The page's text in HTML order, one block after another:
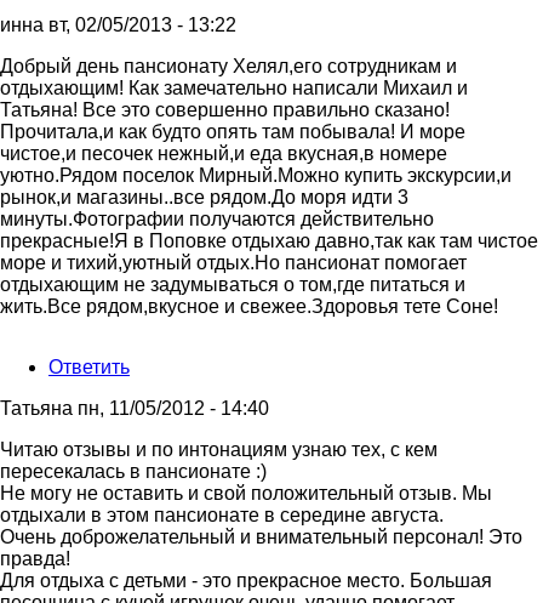
инна вт, 02/05/2013 - 13:22
Ответ
на
Всем
привет
из
западной
от
Михаил
и
Татьяна
Добрый день пансионату Хелял,его сотрудникам и
отдыхающим! Как замечательно написали Михаил и
Татьяна! Все это совершенно правильно сказано!
Прочитала,и как будто опять там побывала! И море
чистое,и песочек нежный,и еда вкусная,в номере
уютно.Рядом поселок Мирный.Можно купить экскурсии,и
рынок,и магазины..все рядом.До моря идти 3
минуты.Фотографии получаются действительно
прекрасные!Я в Поповке отдыхаю давно,так как там чистое
море и тихий,уютный отдых.Но пансионат помогает
отдыхающим не задумываться о том,где питаться и
жить.Все рядом,вкусное и свежее.Здоровья тете Соне!
Ответить
Татьяна пн, 11/05/2012 - 14:40
Читаю отзывы и по интонациям узнаю тех, с кем
пересекалась в пансионате :)
Не могу не оставить и свой положительный отзыв. Мы
отдыхали в этом пансионате в середине августа.
Очень доброжелательный и внимательный персонал! Это
правда!
Для отдыха с детьми - это прекрасное место. Большая